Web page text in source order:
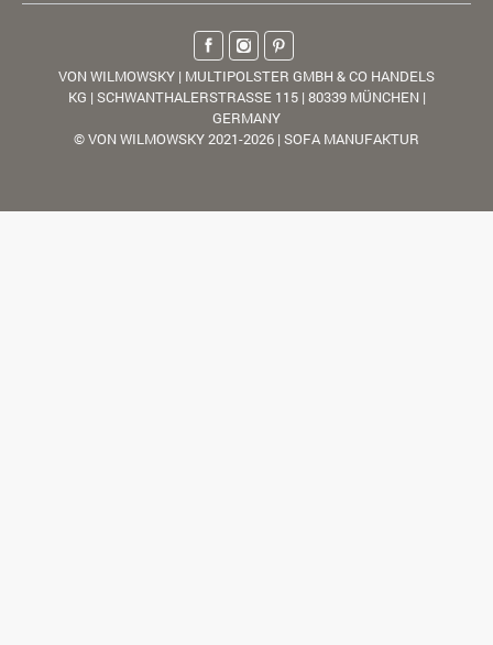
VON WILMOWSKY | MULTIPOLSTER GMBH & CO HANDELS
KG | SCHWANTHALERSTRASSE 115 | 80339 MÜNCHEN |
GERMANY
© VON WILMOWSKY 2021-2026 | SOFA MANUFAKTUR